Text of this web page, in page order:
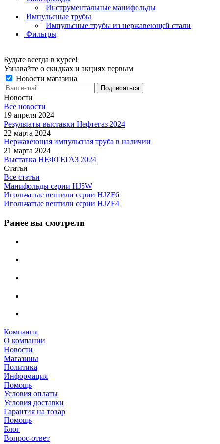
Инструментальные манифольды
Импульсные трубы
Импульсные трубы из нержавеющей стали
Фильтры
Будьте всегда в курсе!
Узнавайте о скидках и акциях первым
Новости магазина
Новости
Все новости
19 апреля 2024
Результаты выставки Нефтегаз 2024
22 марта 2024
Нержавеющая импульсная труба в наличии
21 марта 2024
Выставка НЕФТЕГАЗ 2024
Статьи
Все статьи
Манифольды серии HJ5W
Игольчатые вентили серии HJZF6
Игольчатые вентили серии HJZF4
Ранее вы смотрели
Компания
О компании
Новости
Магазины
Политика
Информация
Помощь
Условия оплаты
Условия доставки
Гарантия на товар
Помощь
Блог
Вопрос-ответ